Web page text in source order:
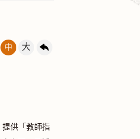
中 大
提供「教師指